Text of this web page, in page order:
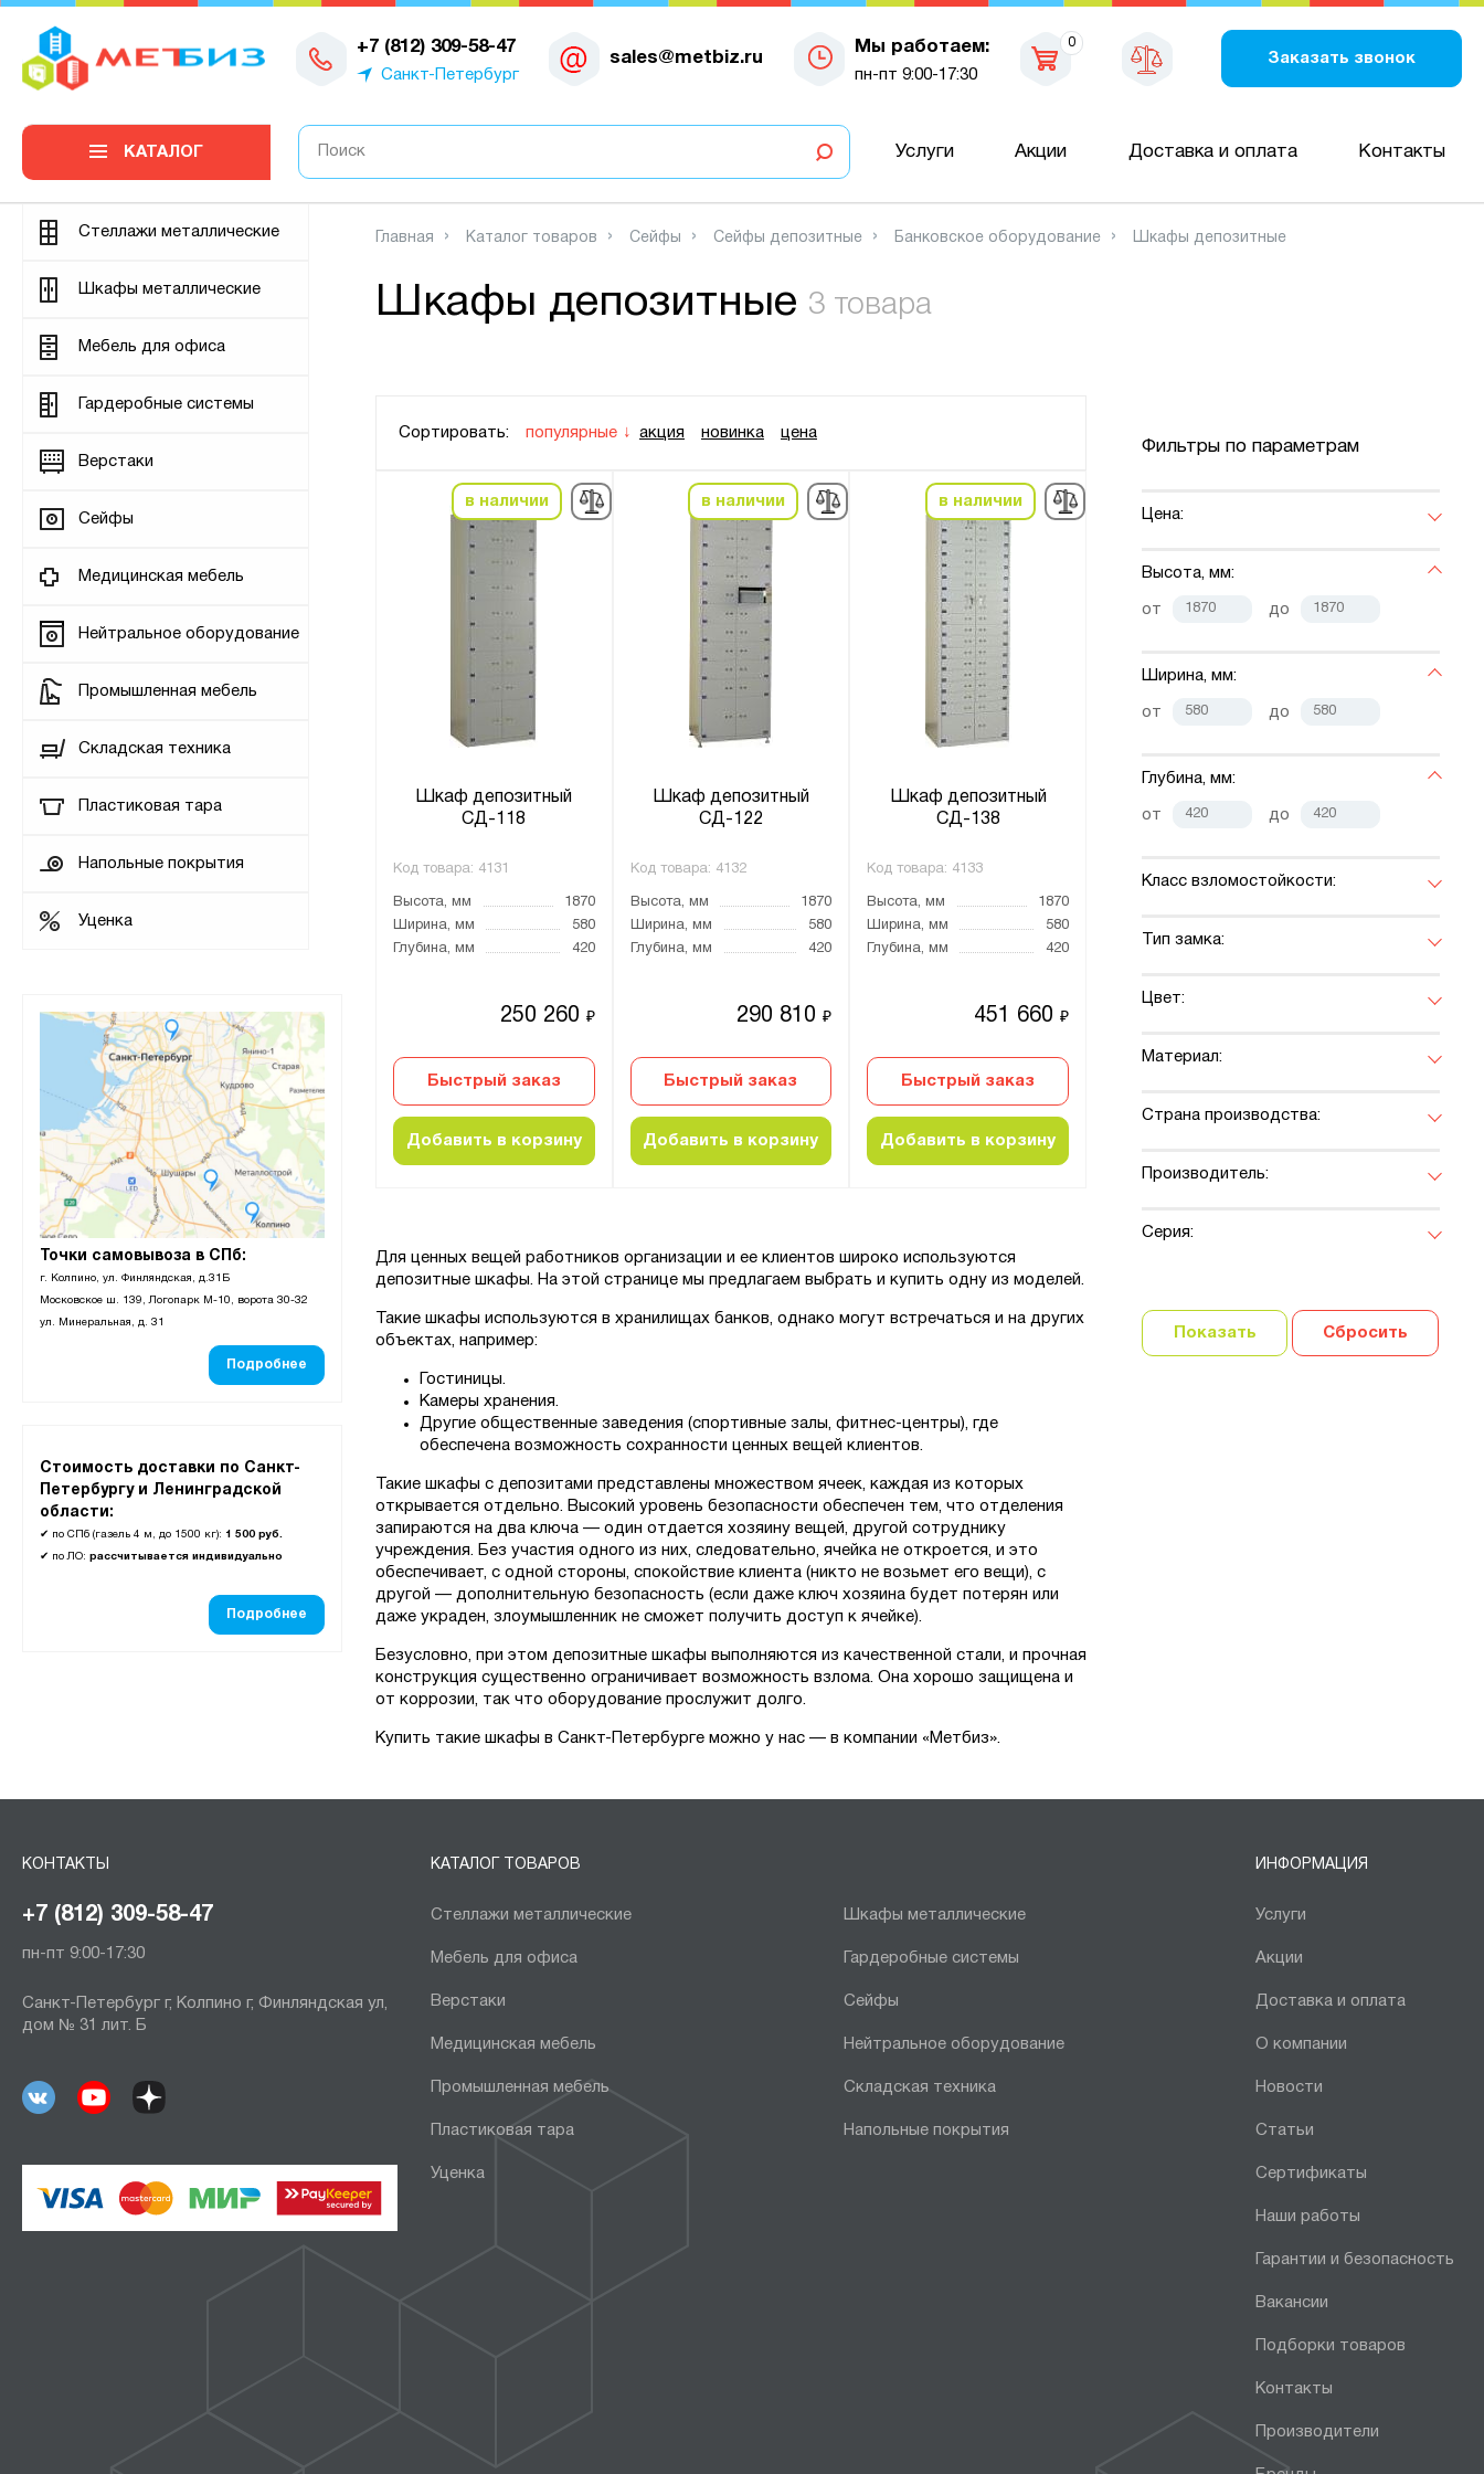
+7 (812) 309-58-47
Санкт-Петербург
sales@metbiz.ru
Мы работаем:
пн-пт 9:00-17:30
0
Заказать звонок
0
КАТАЛОГ Услуги Акции Доставка и оплата Контакты
Стеллажи металлические
Шкафы металлические
Мебель для офиса
Гардеробные системы
Верстаки
Сейфы
Медицинская мебель
Нейтральное оборудование
Промышленная мебель
Складская техника
Пластиковая тара
Напольные покрытия
Уценка
Точки самовывоза в СПб:
г. Колпино, ул. Финляндская, д.31Б
Московское ш. 139, Логопарк М-10, ворота 30-32
ул. Минеральная, д. 31
Подробнее
Стоимость доставки по Санкт-
Петербургу и Ленинградской
области:
✔ по СПб (газель 4 м, до 1500 кг): 1 500 руб.
✔ по ЛО: рассчитывается индивидуально
Подробнее
Главная Каталог товаров Сейфы Сейфы депозитные Банковское оборудование Шкафы депозитные
Шкафы депозитные 3 товара
Сортировать: популярные акция новинка цена
в наличии
Шкаф депозитный
СД-118
Код товара: 4131
Высота, мм
1870
Ширина, мм
580
Глубина, мм
420
250 260 ₽
Быстрый заказ
Добавить в корзину
в наличии
Шкаф депозитный
СД-122
Код товара: 4132
Высота, мм
1870
Ширина, мм
580
Глубина, мм
420
290 810₽
Быстрый заказ
Добавить в корзину
в наличии
Шкаф депозитный
СД-138
Код товара: 4133
Высота, мм
1870
Ширина, мм
580
Глубина, мм
420
451 660 ₽
Быстрый заказ
Добавить в корзину
Для ценных вещей работников организации и ее клиентов широко используются
депозитные шкафы. На этой странице мы предлагаем выбрать и купить одну из моделей.
Такие шкафы используются в хранилищах банков, однако могут встречаться и на других
объектах, например:
Гостиницы.
Камеры хранения.
Другие общественные заведения (спортивные залы, фитнес-центры), где
обеспечена возможность сохранности ценных вещей клиентов.
Такие шкафы с депозитами представлены множеством ячеек, каждая из которых
открывается отдельно. Высокий уровень безопасности обеспечен тем, что отделения
запираются на два ключа — один отдается хозяину вещей, другой сотруднику
учреждения. Без участия одного из них, следовательно, ячейка не откроется, и это
обеспечивает, с одной стороны, спокойствие клиента (никто не возьмет его вещи), с
другой — дополнительную безопасность (если даже ключ хозяина будет потерян или
даже украден, злоумышленник не сможет получить доступ к ячейке).
Безусловно, при этом депозитные шкафы выполняются из качественной стали, и прочная
конструкция существенно ограничивает возможность взлома. Она хорошо защищена и
от коррозии, так что оборудование прослужит долго.
Купить такие шкафы в Санкт-Петербурге можно у нас — в компании «Метбиз».
Фильтры по параметрам
Цена:
Высота, мм:
от до
Ширина, мм:
от до
Глубина, мм:
от до
Класс взломостойкости:
Тип замка:
Цвет:
Материал:
Страна производства:
Производитель:
Серия:
Показать Сбросить
КОНТАКТЫ
+7 (812) 309-58-47
пн-пт 9:00-17:30
Санкт-Петербург г, Колпино г, Финляндская ул,
дом № 31 лит. Б
КАТАЛОГ ТОВАРОВ
Стеллажи металлические Шкафы металлические
Мебель для офиса Гардеробные системы
Верстаки Сейфы
Медицинская мебель Нейтральное оборудование
Промышленная мебель Складская техника
Пластиковая тара Напольные покрытия
Уценка
ИНФОРМАЦИЯ
Услуги
Акции
Доставка и оплата
О компании
Новости
Статьи
Сертификаты
Наши работы
Гарантии и безопасность
Вакансии
Подборки товаров
Контакты
Производители